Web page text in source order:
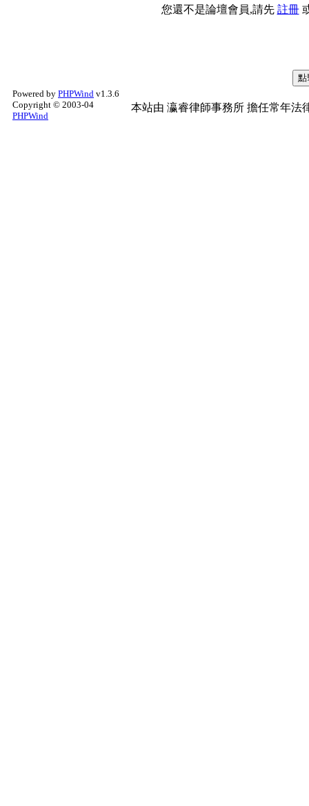
您還不是論壇會員,請先 註冊
Powered by PHPWind v1.3.6
Copyright © 2003-04
PHPWind
本站由 瀛睿律師事務所 擔任常年法